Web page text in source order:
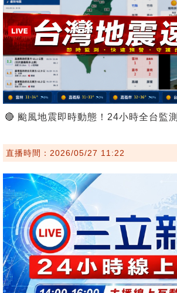
🔴 颱風地震即時動態！24小時全台監測
直播時間：2026/05/27 11:22